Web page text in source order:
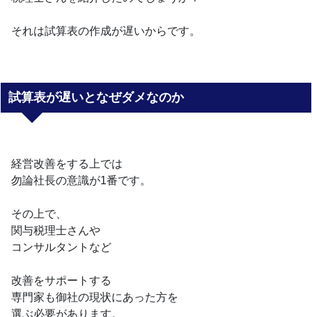
それは試算表の作成が遅いからです。
試算表が遅いとなぜダメなのか
経営改善をする上では
勿論社長の意識が1番です。
その上で、
関与税理士さんや
コンサルタントなど
改善をサポートする
専門家も御社の現状にあった方を
選ぶ必要があります。